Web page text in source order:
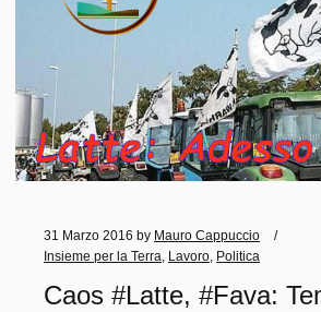
31 Marzo 2016 by Mauro Cappuccio
Insieme per la Terra
Lavoro Politica
Caos #Latte, #Fava: